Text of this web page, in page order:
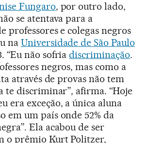
Fungaro, por outro lado,
se atentava para a
professores e colegas negros
na Universidade de São Paulo
“Eu não sofriadiscriminação.
negros, mas como a
através de provas não tem
te discriminar”, afirma. “Hoje
era exceção, a única aluna
em um país onde 52% da
Ela acabou de ser
o prêmio Kurt Politzer,